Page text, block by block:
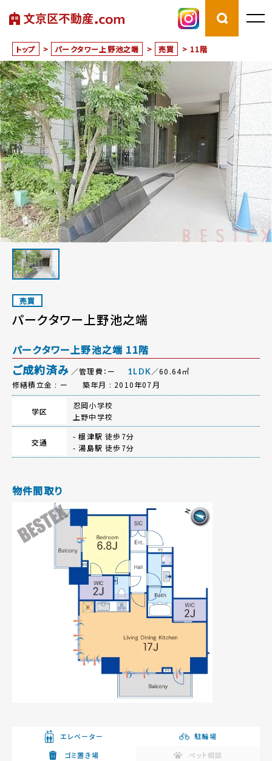
トップ > パークタワー上野池之端 > 売買 > 11階
売買
パークタワー上野池之端
パークタワー上野池之端 11階
ご成約済み ／管理費：ー 1LDK／60.64㎡
修繕積立金 : ー
築年月 : 2010年07月
学区
忍岡小学校
上野中学校
交通
-根津駅 徒歩7分
- 湯島駅 徒歩7分
物件間取り
エレベーター
駐輪場
ゴミ置き場
ペット相談